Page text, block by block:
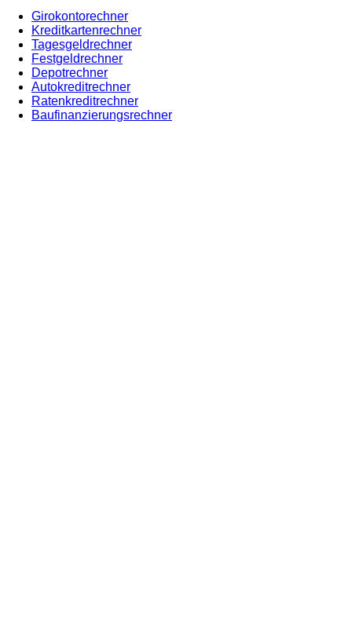
Girokontorechner
Kreditkartenrechner
Tagesgeldrechner
Festgeldrechner
Depotrechner
Autokreditrechner
Ratenkreditrechner
Baufinanzierungsrechner